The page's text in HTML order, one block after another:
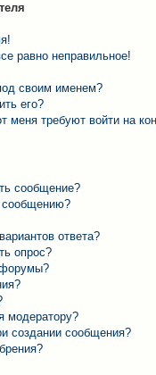
равно неправильное!
своим именем?
его?
меня требуют войти на
сообщение?
сообщению?
ответа?
опрос?
модератору?
создании сообщения?